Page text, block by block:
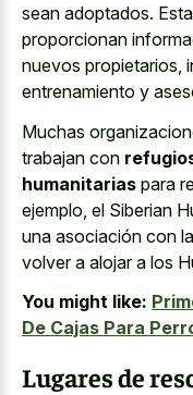
sean adoptados.
proporcionan
nuevos propietarios,
entrenamiento y
Muchas
trabajan con
humanitarias para
ejemplo, el Siberian
una asociación con
volver a alojar a los
You might like:
De Cajas Para
Lugares de